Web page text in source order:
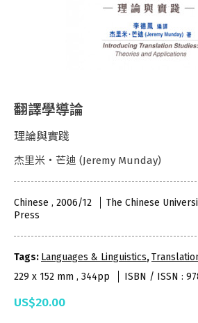
翻譯學導論
理論與實踐
杰里米‧芒迪 (Jeremy Munday)
Chinese , 2006/12
The Chinese
Press
Tags: Languages & Linguistics,
229 x 152 mm , 344pp
ISBN / ISSN :
US$20.00